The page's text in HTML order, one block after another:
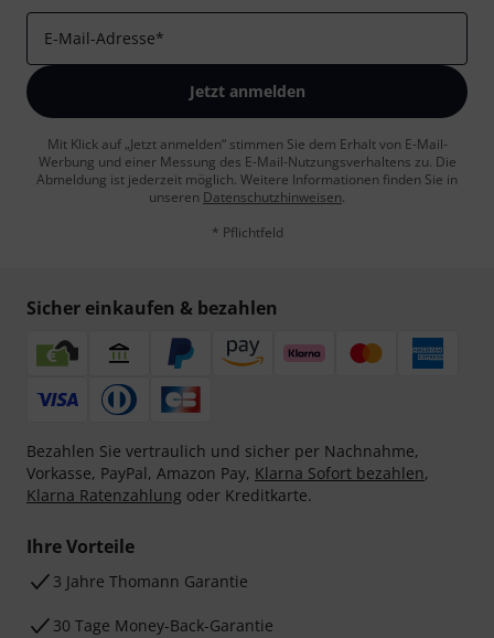
E-Mail-Adresse*
Jetzt anmelden
Mit Klick auf „Jetzt anmelden“ stimmen Sie dem Erhalt von E-Mail-
Werbung und einer Messung des E-Mail-Nutzungsverhaltens zu. Die
Abmeldung ist jederzeit möglich. Weitere Informationen finden Sie in
unseren Datenschutzhinweisen.
* Pflichtfeld
Sicher einkaufen & bezahlen
Bezahlen Sie vertraulich und sicher per Nachnahme,
Vorkasse, PayPal, Amazon Pay, Klarna Sofort bezahlen,
Klarna Ratenzahlung oder Kreditkarte.
Ihre Vorteile
3 Jahre Thomann Garantie
30 Tage Money-Back-Garantie